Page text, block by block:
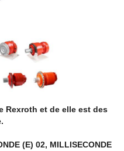
Rexroth et de elle est des
(E) 02, MILLISECONDE